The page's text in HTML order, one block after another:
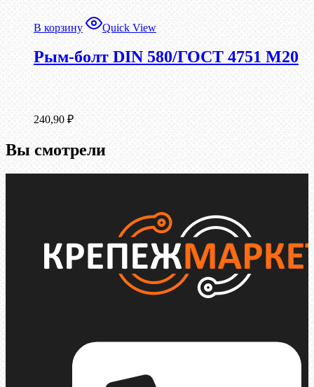
В корзину Quick View
Рым-болт DIN 580/ГОСТ 4751 М20
240,90 ₽
Вы смотрели